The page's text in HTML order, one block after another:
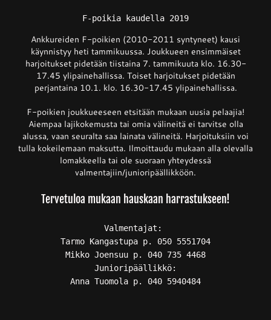
Junnupesis
Fanituotteet
Palvelut
Info
Yhteystiedot
F-poikia kaudella 2019
Ankkureiden F-poikien (2010-2011 syntyneet) kausi
käynnistyy heti tammikuussa. Joukkueen ensimmäiset
harjoitukset pidetään tiistaina 7. tammikuuta klo. 16.30-
17.45 ylipainehallissa. Toiset harjoitukset pidetään
perjantaina 10.1. klo. 16.30-17.45 ylipainehallissa.
F-poikien joukkueeseen etsitään mukaan uusia pelaajia!
Aiempaa lajikokemusta tai omia välineitä ei tarvitse olla
alussa, vaan seuralta saa lainata välineitä. Harjoituksiin voi
tulla kokeilemaan maksutta. Ilmoittaudu mukaan alla olevalla
lomakkeella tai ole suoraan yhteydessä
valmentajiin/junioripäällikköön.
Tervetuloa mukaan hauskaan harrastukseen!
Valmentajat:
Tarmo Kangastupa p. 050 5551704
Mikko Joensuu p. 040 735 4468
Junioripäällikkö:
Anna Tuomola p. 040 5940484